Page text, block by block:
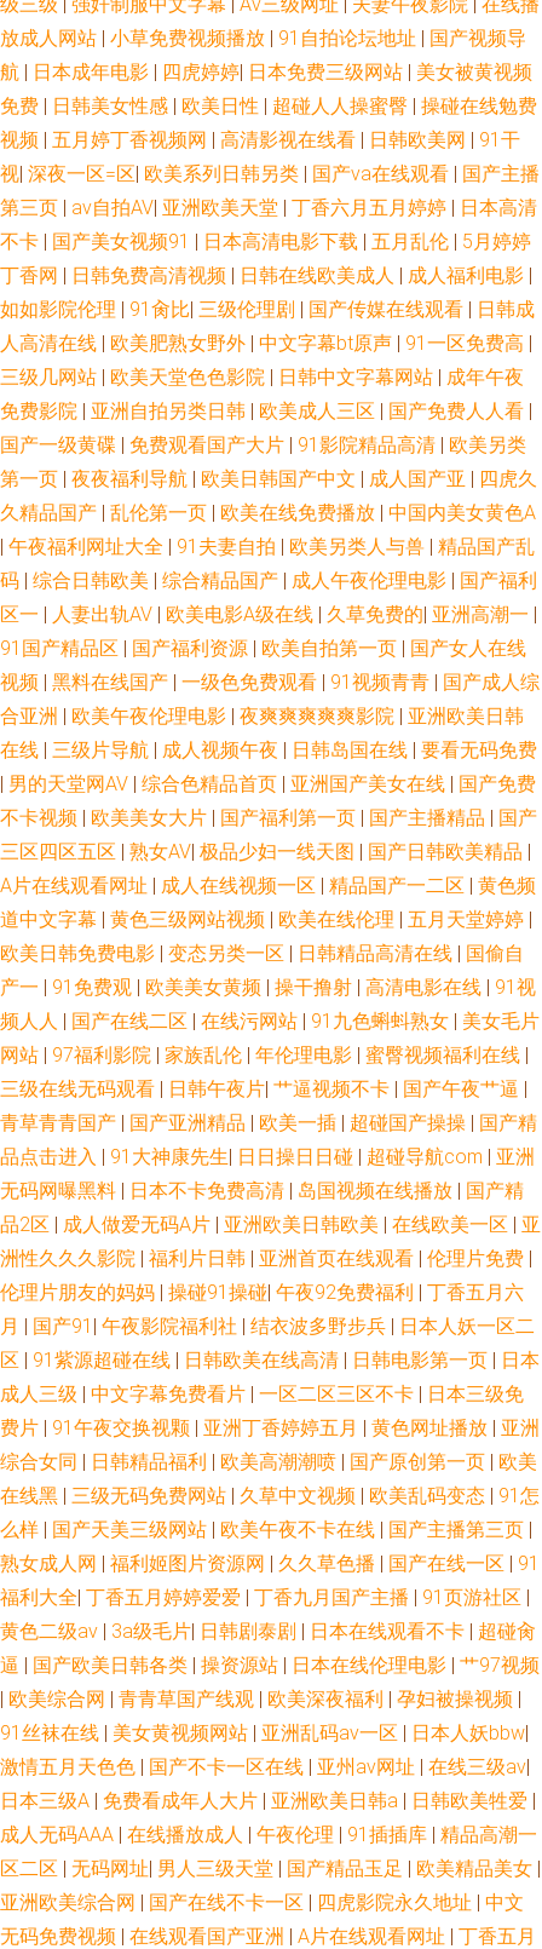
福利导航你懂得 久草加勒比 日本韩国操逼 亚州午夜AV 日本无码五区 超碰人
与兽超碰 久草國產視頻 天天鲁天天操 91视频精品网站 豆花91在线观看 久久
大香蕉伊人 日本www色色 伊人成人小视频 AV福利激情 日本在线A√ 自拍超
碰在线3 超碰免费在线观看 黄色短片合集 欧美色院 午夜影院老司机 91综合
国产 豆花成人在线网址 久草视频在资源线 91情趣视频 含羞草av网 欧美在线
性生活 香蕉视频污版 91永久 福利在线网址导航 女优破解网 天美9l制片厂
亚洲精品 日韩色情免费网战 91久久海角 日本久久香蕉 亚洲东方AV 大香蕉伊
人美色 男人色资源影院 无码论坛 97视频国产 黄色AV激情影院 欧美中文伦理
片 五月婷婷网站 99视频热播 含羞草av网站 日本成人A片网 91次元黄色观看
亚洲午夜久久 国内精品第五页 天天干免费看 97青青草超碰 国产视频福利 欧
黄网一区 91精品国产孕妇 成人超碰在线 麻豆传媟精选集 婷婷狼友自拍 91看
片网站 狠狠干2026 熟女色福利导航 91免费国产视频 黄色影片免费 日本黄
色影视步 宅男爆菊精品在线 超碰97最新更新 加勒比激情网 亚州黄页色情网
站 超碰在线 免费成人福利 偷拍色图亚洲 91深夜网站色 韩国有码97 人妻丝
袜20p 91次元网页人口 岛国视频在线 日本黄色wwww 91影片 激情狠狠撸五
月 日韩成人高清永久 91嫂子在线 后入丝袜大屁股 韩国三级黄色片 五月激激
综合网 97超惹人人 青娱乐聚色伦 91中文字幕网 国产伪娘在线一区 丝袜美腿
性交 五月香蕉91 国产黄色自拍网址 欧美日黄 亚洲h网站 操人妖网 久草精品
夜成人天堂 97巨乳超碰 激情婷婷五月基地 日韩精品欧美乱 AV狼人 久草狼友
精品亚洲第一夜 五月天色人妻 欧美性交派对 91网站免费观看 另类重口味网
五月婷婷偷拍
放成人网站 | 小草免费视频播放 | 91自拍论坛地址 | 国产视频导
航 | 日本成年电影 | 四虎婷婷| 日本免费三级网站 | 美女被黄视频
免费 | 日韩美女性感 | 欧美日性 | 超碰人人操蜜臀 | 操碰在线勉费
视频 | 五月婷丁香视频网 | 高清影视在线看 | 日韩欧美网 | 91干
视| 深夜一区=区| 欧美系列日韩另类 | 国产va在线观看 | 国产主播
第三页 | av自拍AV| 亚洲欧美天堂 | 丁香六月五月婷婷 | 日本高清
不卡 | 国产美女视频91 | 日本高清电影下载 | 五月乱伦 | 5月婷婷
丁香网 | 日韩免费高清视频 | 日韩在线欧美成人 | 成人福利电影 |
如如影院伦理 | 91肏比| 三级伦理剧 | 国产传媒在线观看 | 日韩成
人高清在线 | 欧美肥熟女野外 | 中文字幕bt原声 | 91一区免费高 |
三级几网站 | 欧美天堂色色影院 | 日韩中文字幕网站 | 成年午夜
免费影院 | 亚洲自拍另类日韩 | 欧美成人三区 | 国产免费人人看 |
国产一级黄碟 | 免费观看国产大片 | 91影院精品高清 | 欧美另类
第一页 | 夜夜福利导航 | 欧美日韩国产中文 | 成人国产亚 | 四虎久
久精品国产 | 乱伦第一页 | 欧美在线免费播放 | 中国内美女黄色A
| 午夜福利网址大全 | 91夫妻自拍 | 欧美另类人与兽 | 精品国产乱
码 | 综合日韩欧美 | 综合精品国产 | 成人午夜伦理电影 | 国产福利
区一 | 人妻出轨AV | 欧美电影A级在线 | 久草免费的| 亚洲高潮一 |
91国产精品区 | 国产福利资源 | 欧美自拍第一页 | 国产女人在线
视频 | 黑料在线国产 | 一级色免费观看 | 91视频青青 | 国产成人综
合亚洲 | 欧美午夜伦理电影 | 夜爽爽爽爽爽影院 | 亚洲欧美日韩
在线 | 三级片导航 | 成人视频午夜 | 日韩岛国在线 | 要看无码免费
| 男的天堂网AV | 综合色精品首页 | 亚洲国产美女在线 | 国产免费
不卡视频 | 欧美美女大片 | 国产福利第一页 | 国产主播精品 | 国产
三区四区五区 | 熟女AV| 极品少妇一线天图 | 国产日韩欧美精品 |
A片在线观看网址 | 成人在线视频一区 | 精品国产一二区 | 黄色频
道中文字幕 | 黄色三级网站视频 | 欧美在线伦理 | 五月天堂婷婷 |
欧美日韩免费电影 | 变态另类一区 | 日韩精品高清在线 | 国偷自
产一 | 91免费观 | 欧美美女黄频 | 操干撸射 | 高清电影在线 | 91视
频人人 | 国产在线二区 | 在线污网站 | 91九色蝌蚪熟女 | 美女毛片
网站 | 97福利影院 | 家族乱伦 | 年伦理电影 | 蜜臀视频福利在线 |
三级在线无码观看 | 日韩午夜片| 艹逼视频不卡 | 国产午夜艹逼 |
青草青青国产 | 国产亚洲精品 | 欧美一插 | 超碰国产操操 | 国产精
品点击进入 | 91大神康先生| 日日操日日碰 | 超碰导航com | 亚洲
无码网曝黑料 | 日本不卡免费高清 | 岛国视频在线播放 | 国产精
品2区 | 成人做爱无码A片 | 亚洲欧美日韩欧美 | 在线欧美一区 | 亚
洲性久久久影院 | 福利片日韩 | 亚洲首页在线观看 | 伦理片免费 |
伦理片朋友的妈妈 | 操碰91操碰| 午夜92免费福利 | 丁香五月六
月 | 国产91 | 午夜影院福利社 | 结衣波多野步兵 | 日本人妖一区二
区 | 91紫源超碰在线 | 日韩欧美在线高清 | 日韩电影第一页 | 日本
成人三级 | 中文字幕免费看片 | 一区二区三区不卡 | 日本三级免
费片 | 91午夜交换视颗 | 亚洲丁香婷婷五月 | 黄色网址播放 | 亚洲
综合女同 | 日韩精品福利 | 欧美高潮潮喷 | 国产原创第一页 | 欧美
在线黑 | 三级无码免费网站 | 久草中文视频 | 欧美乱码变态 | 91怎
么样 | 国产天美三级网站 | 欧美午夜不卡在线 | 国产主播第三页 |
熟女成人网 | 福利姬图片资源网 | 久久草色播 | 国产在线一区 | 91
福利大全| 丁香五月婷婷爱爱 | 丁香九月国产主播 | 91页游社区 |
黄色二级av | 3a级毛片| 日韩剧泰剧 | 日本在线观看不卡 | 超碰肏
逼 | 国产欧美日韩各类 | 操资源站 | 日本在线伦理电影 | 艹97视频
| 欧美综合网 | 青青草国产线观 | 欧美深夜福利 | 孕妇被操视频 |
91丝袜在线 | 美女黄视频网站 | 亚洲乱码av一区 | 日本人妖bbw|
激情五月天色色 | 国产不卡一区在线 | 亚州av网址 | 在线三级av|
日本三级A | 免费看成年人大片 | 亚洲欧美日韩a | 日韩欧美牲爱 |
成人无码AAA | 在线播放成人 | 午夜伦理 | 91插插库 | 精品高潮一
区二区 | 无码网址| 男人三级天堂 | 国产精品玉足 | 欧美精品美女 |
亚洲欧美综合网 | 国产在线不卡一区 | 四虎影院永久地址 | 中文
无码免费视频 | 在线观看国产亚洲 | A片在线观看网址 | 丁香五月